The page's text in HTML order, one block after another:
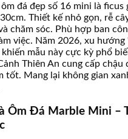
đá đẹp số 16 mini là ficus
Thiết kế nhỏ gọn, rễ
chăm sóc. Phù hợp ban
việc. Năm 2026, xu hướng
mẫu này cực kỳ phổ
Thiên An cung cấp chậu
tốt. Mang lại không gian
Ôm Đá Marble Mini –